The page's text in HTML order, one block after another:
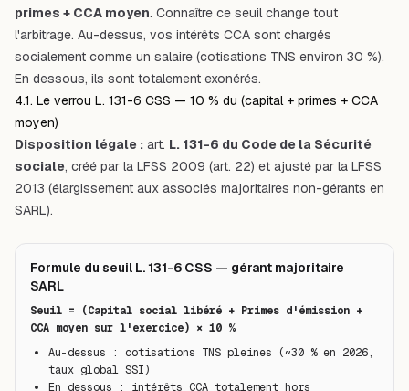
primes + CCA moyen. Connaître ce seuil change tout
l'arbitrage. Au-dessus, vos intérêts CCA sont chargés
socialement comme un salaire (cotisations TNS environ 30 %).
En dessous, ils sont totalement exonérés.
4.1. Le verrou L. 131-6 CSS — 10 % du (capital + primes + CCA
moyen)
Disposition légale : art. L. 131-6 du Code de la Sécurité
sociale, créé par la LFSS 2009 (art. 22) et ajusté par la LFSS
2013 (élargissement aux associés majoritaires non-gérants en
SARL).
Formule du seuil L. 131-6 CSS — gérant majoritaire
SARL
Seuil = (Capital social libéré + Primes d'émission +
CCA moyen sur l'exercice) × 10 %
Au-dessus : cotisations TNS pleines (~30 % en 2026,
taux global SSI)
En dessous : intérêts CCA totalement hors